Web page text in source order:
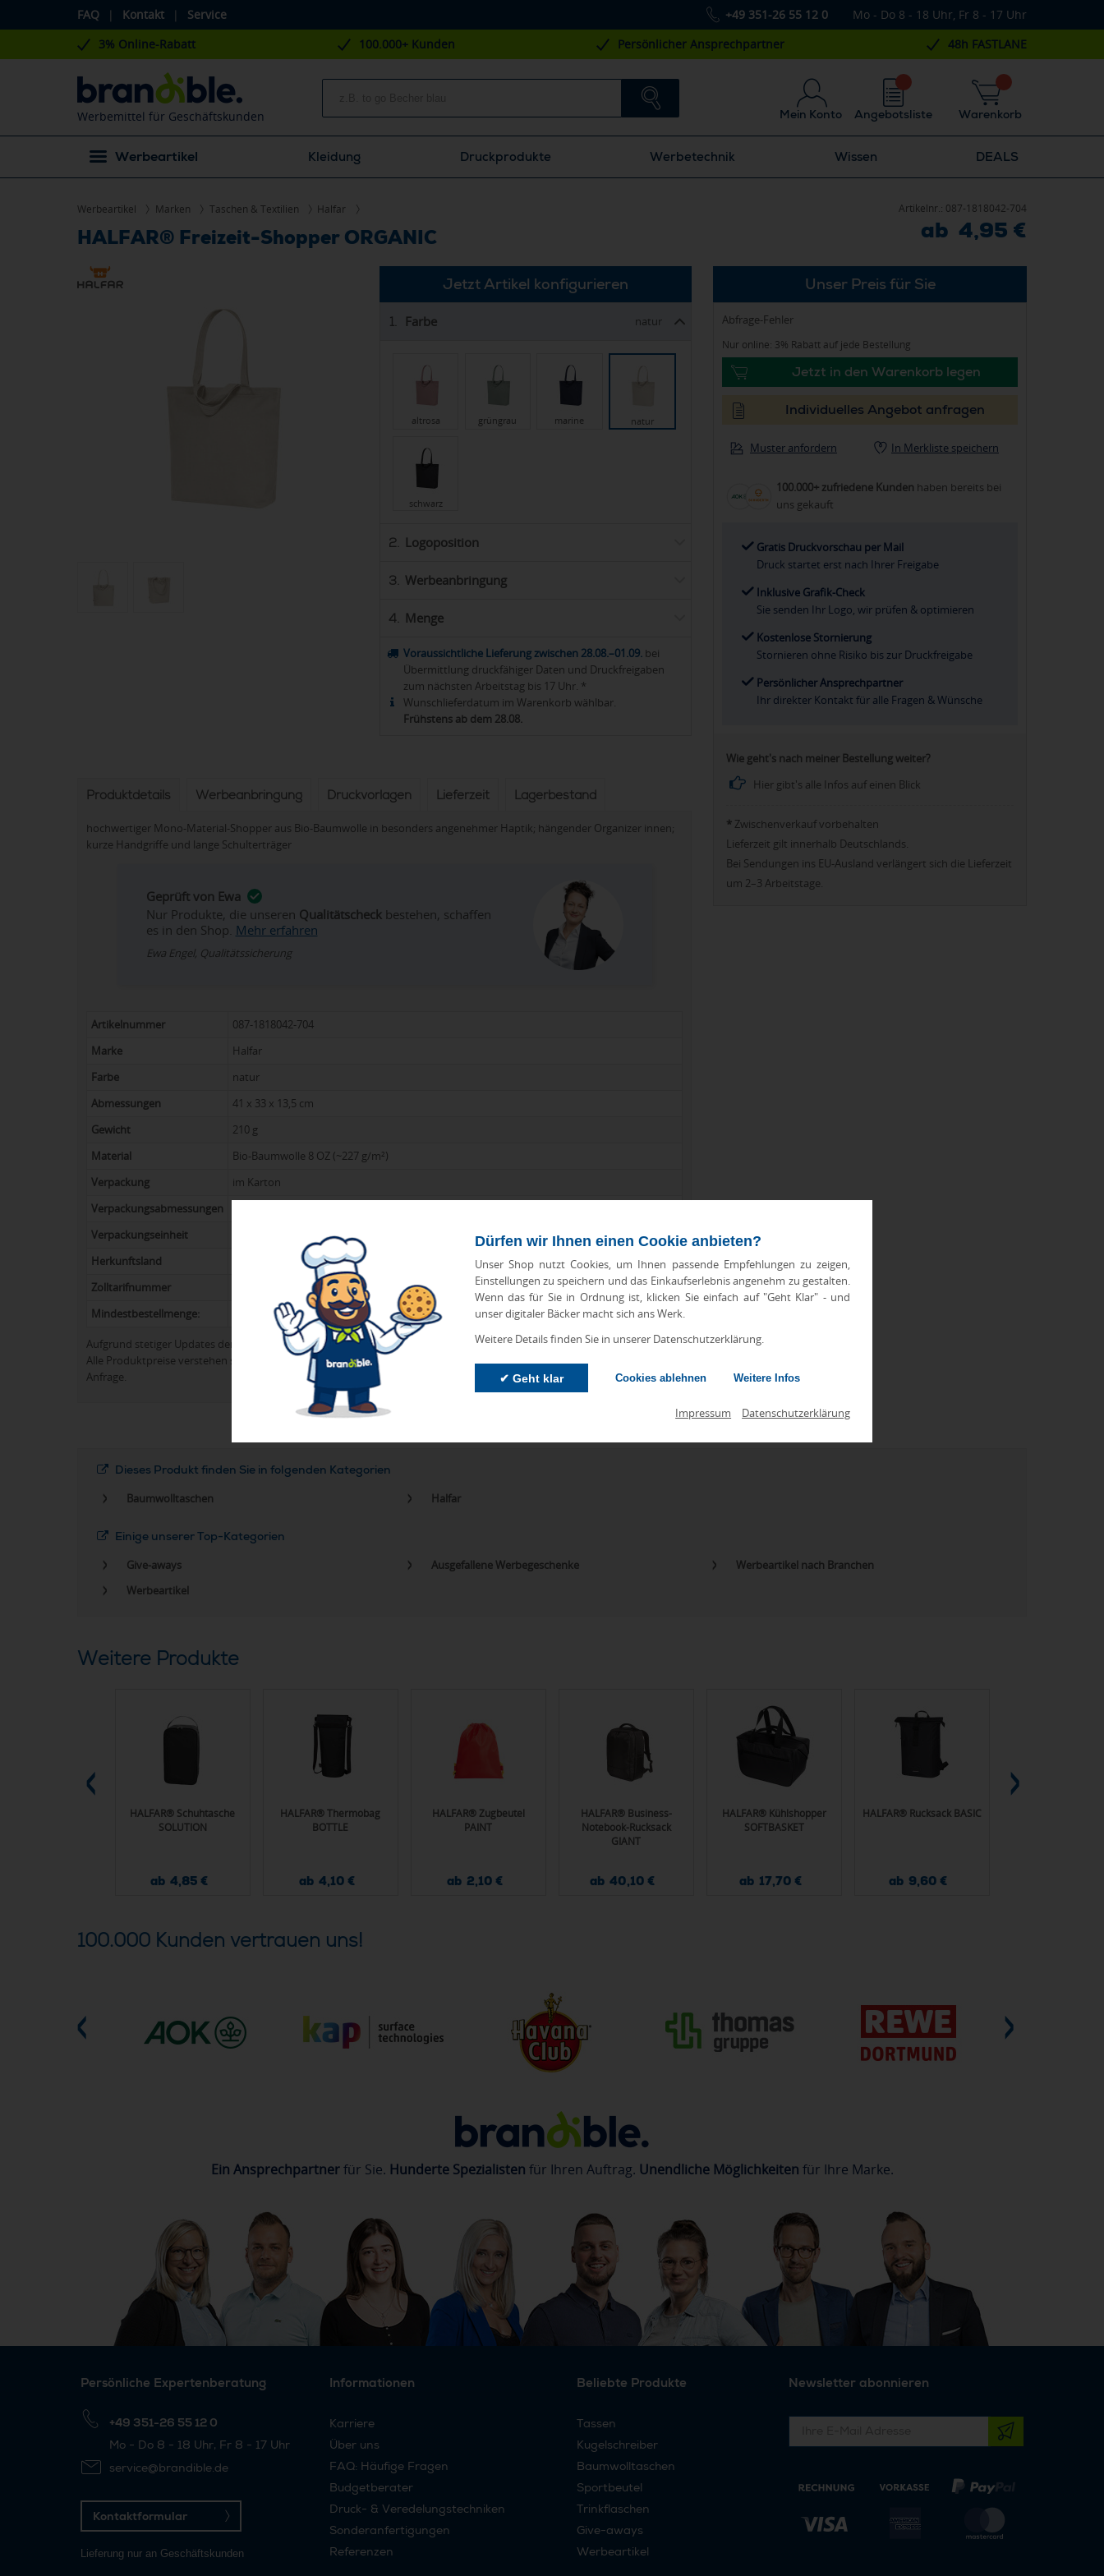
FAQ | Kontakt | Service +49 351-26 55 12 0 Mo - Do 8 - 18 Uhr, Fr 8 - 17 Uhr
Dürfen wir Ihnen einen Cookie anbieten?
Unser Shop nutzt Cookies, um Ihnen passende Empfehlungen zu zeigen,
Einstellungen zu speichern und das Einkaufserlebnis angenehm zu gestalten.
Wenn das für Sie in Ordnung ist, klicken Sie einfach auf "Geht Klar" - und
unser digitaler Bäcker macht sich ans Werk.
Weitere Details finden Sie in unserer Datenschutzerklärung.
✔ Geht klar Cookies ablehnen Weitere Infos
Impressum Datenschutzerklärung
3% Online-Rabatt 100.000+ Kunden Persönlicher Ansprechpartner 48h FASTLANE
Werbemittel für Geschäftskunden Mein Konto Warenkorb
Angebotsliste
Werbeartikel Kleidung Druckprodukte Werbetechnik Wissen DEALS
Werbeartikel Marken Taschen & Textilien Halfar
HALFAR® Freizeit-Shopper ORGANIC
Artikelnr.: 087-1818042-704
ab 4,95 €
Jetzt Artikel konfigurieren
1. Farbe natur
altrosa grüngrau marine natur
schwarz
2. Logoposition
3. Werbeanbringung
4. Menge
Voraussichtliche Lieferung zwischen 28.08.–01.09. bei
Übermittlung druckfähiger Daten und Druckfreigaben
zum nächsten Arbeitstag bis 17 Uhr. *
Wunschlieferdatum im Warenkorb wählbar.
Frühstens ab dem 28.08.
Produktdetails Werbeanbringung Druckvorlagen Lieferzeit Lagerbestand
hochwertiger Mono-Material-Shopper aus Bio-Baumwolle in besonders angenehmer Haptik; hängender Organizer innen;
kurze Handgriffe und lange Schulterträger
Geprüft von Ewa
Nur Produkte, die unseren Qualitätscheck bestehen, schaffen
es in den Shop. Mehr erfahren
Ewa Engel, Qualitätssicherung
Artikelnummer
087-1818042-704
Marke
Halfar
Farbe
natur
Abmessungen
41 x 33 x 13,5 cm
Gewicht
210 g
Material
Bio-Baumwolle 8 OZ (~227 g/m²)
Verpackung
im Karton
Verpackungsabmessungen
Verpackungseinheit
Herkunftsland
Zolltarifnummer
Mindestbestellmenge:
Aufgrund stetiger Updates der Produktpalette kann es zu Abweichungen bei Preisen und Produktinformationen kommen.
Alle Produktpreise verstehen sich in der Regel ohne Werbeanbringungskosten. Preise für Direktimport erhalten Sie auf
Anfrage.
Unser Preis für Sie
Abfrage-Fehler
Nur online: 3% Rabatt auf jede Bestellung
Jetzt in den Warenkorb legen
Individuelles Angebot anfragen
Muster anfordern In Merkliste speichern
100.000+ zufriedene Kunden haben bereits bei
uns gekauft
Gratis Druckvorschau per Mail
Druck startet erst nach Ihrer Freigabe
Inklusive Grafik-Check
Sie senden Ihr Logo, wir prüfen & optimieren
Kostenlose Stornierung
Stornieren ohne Risiko bis zur Druckfreigabe
Persönlicher Ansprechpartner
Ihr direkter Kontakt für alle Fragen & Wünsche
Wie geht's nach meiner Bestellung weiter?
Hier gibt's alle Infos auf einen Blick
* Zwischenverkauf vorbehalten
Lieferzeit gilt innerhalb Deutschlands.
Bei Sendungen ins EU-Ausland verlängert sich die Lieferzeit
um 2–3 Arbeitstage.
Dieses Produkt finden Sie in folgenden Kategorien
Baumwolltaschen
Halfar
Einige unserer Top-Kategorien
Give-aways
Ausgefallene Werbegeschenke
Werbeartikel nach Branchen
Werbeartikel
Weitere Produkte
HALFAR® Schuhtasche
SOLUTION
ab 4,85 €
HALFAR® Thermobag
BOTTLE
ab 4,10 €
HALFAR® Zugbeutel
PAINT
ab 2,10 €
HALFAR® Business-
Notebook-Rucksack
GIANT
ab 40,10 €
HALFAR® Kühlshopper
SOFTBASKET
ab 17,70 €
HALFAR® Rucksack BASIC
ab 9,60 €
100.000 Kunden vertrauen uns!
Ein Ansprechpartnerfür Sie. Hunderte Spezialisten für Ihren Auftrag. Unendliche Möglichkeiten für Ihre Marke.
Persönliche Expertenberatung
+49 351-26 55 12 0
Mo - Do 8 - 18 Uhr, Fr 8 - 17 Uhr
service@brandible.de
Kontaktformular
Lieferung nur an Geschäftskunden
Informationen
Karriere
Über uns
FAQ: Häufige Fragen
Budgetberater
Druck- & Veredelungstechniken
Sonderanfertigungen
Referenzen
Beliebte Produkte
Tassen
Kugelschreiber
Baumwolltaschen
Sportbeutel
Trinkflaschen
Give-aways
Werbeartikel
Newsletter abonnieren